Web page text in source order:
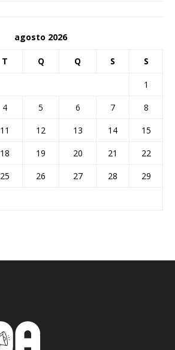
agosto 2026
T Q Q S S
1
4 5 6 7
8
11 12 13 14
15
18 19 20 21
22
25 26 27 28
29